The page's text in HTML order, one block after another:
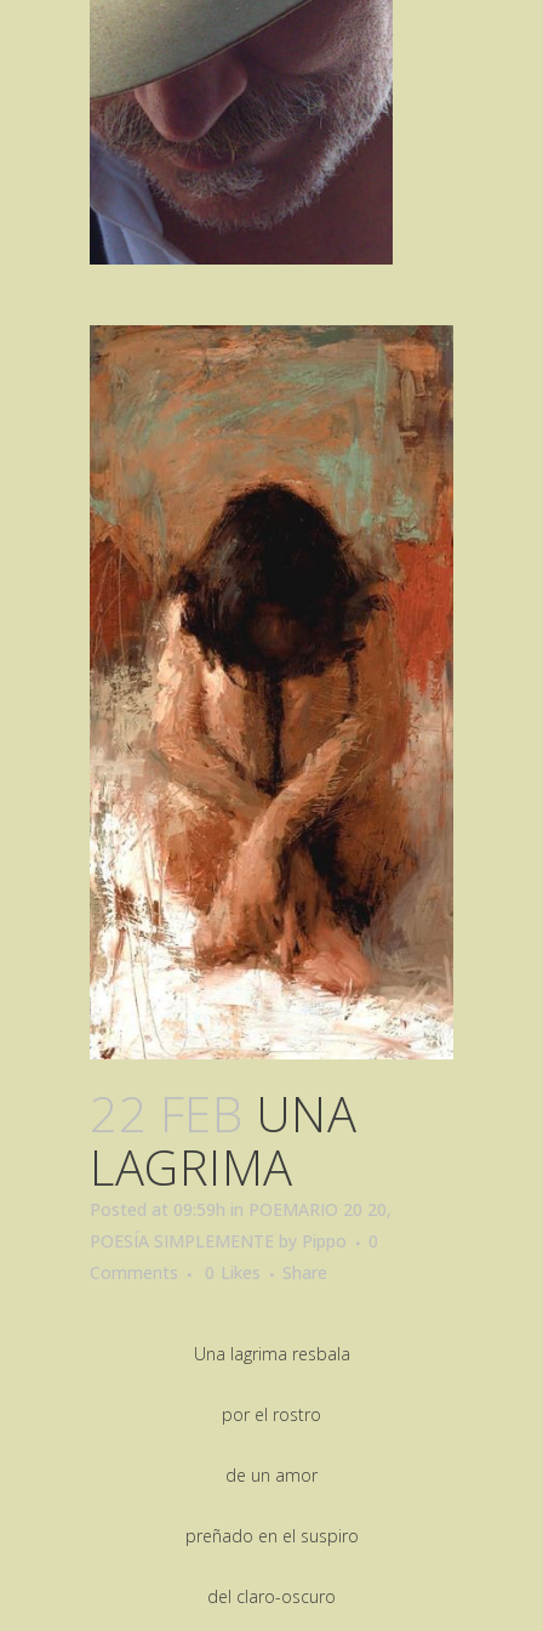
22 FEB UNA
LAGRIMA
Posted at 09:59h in POEMARIO 20 20,
POESÍA SIMPLEMENTE by Pippo
0
Comments
0 Likes Share
Una lagrima resbala
por el rostro
de un amor
preñado en el suspiro
del claro-oscuro